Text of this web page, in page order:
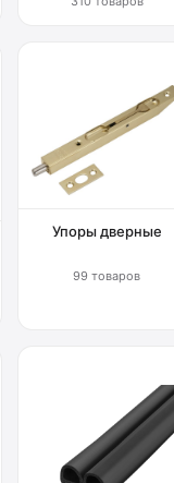
Упоры дверные
99 товаров